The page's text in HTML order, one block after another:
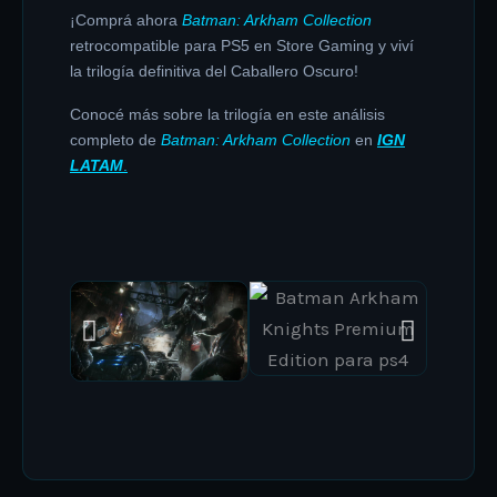
¡Comprá ahora Batman: Arkham Collection
retrocompatible para PS5 en Store Gaming y viví
la trilogía definitiva del Caballero Oscuro!
Conocé más sobre la trilogía en este análisis
completo de Batman: Arkham Collection en IGN
LATAM